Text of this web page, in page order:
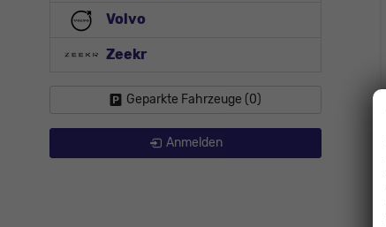
Volvo
Zeekr
Geparkte Fahrzeuge (0)
Anmelden